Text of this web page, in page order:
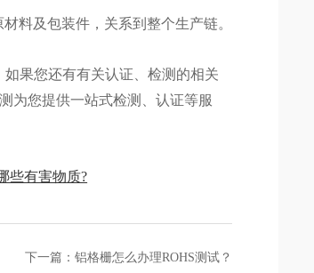
料及包装件，关系到整个生产链。
果您还有有关认证、检测的相关
为您提供一站式检测、认证等服
些有害物质?
下一篇：铝格栅怎么办理ROHS测试？